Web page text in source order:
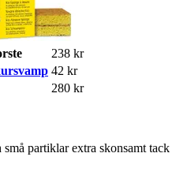
238 kr
42 kr
280 kr
partiklar extra skonsamt tack